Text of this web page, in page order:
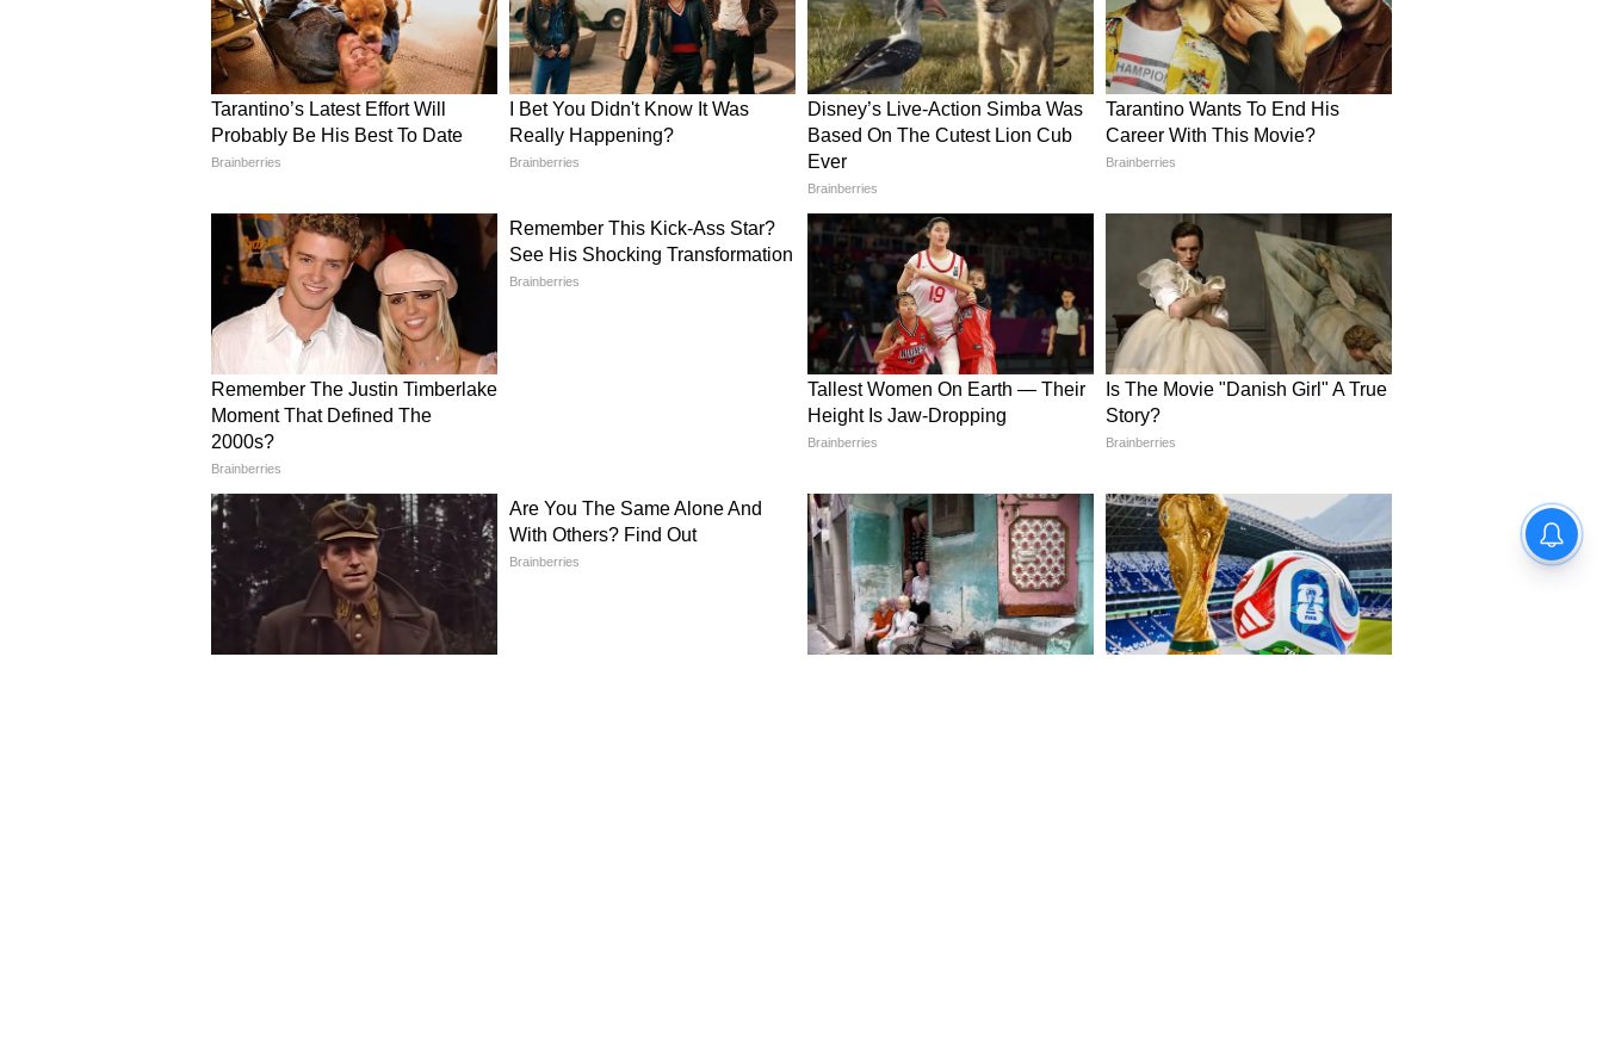
এখন হরিশ্চন্দ্রপুর জুড়ে একটাই প্রশ্ন ঘুরছে এটি কি শুধুই প্রশাসনিক গাফিলতি, না কি
সরকারি প্রকল্পের টাকা লুটের সুসংগঠিত চক্র? তদন্তের দাবিতে সরব বিরোধীরা। আর
সাধারণ মানুষের মনে বাড়ছে উদ্বেগ তাদের প্রাপ্য সরকারি অনুদান আদৌ সঠিক হাতে
পৌঁছচ্ছে তো?
আরও খবরের জন্য চোখ রাখুন এশিয়ানেট নিউজ বাংলার হোয়াটসঅ্যাপ চ্যানেলে, ক্লিক
করুন এখানে।